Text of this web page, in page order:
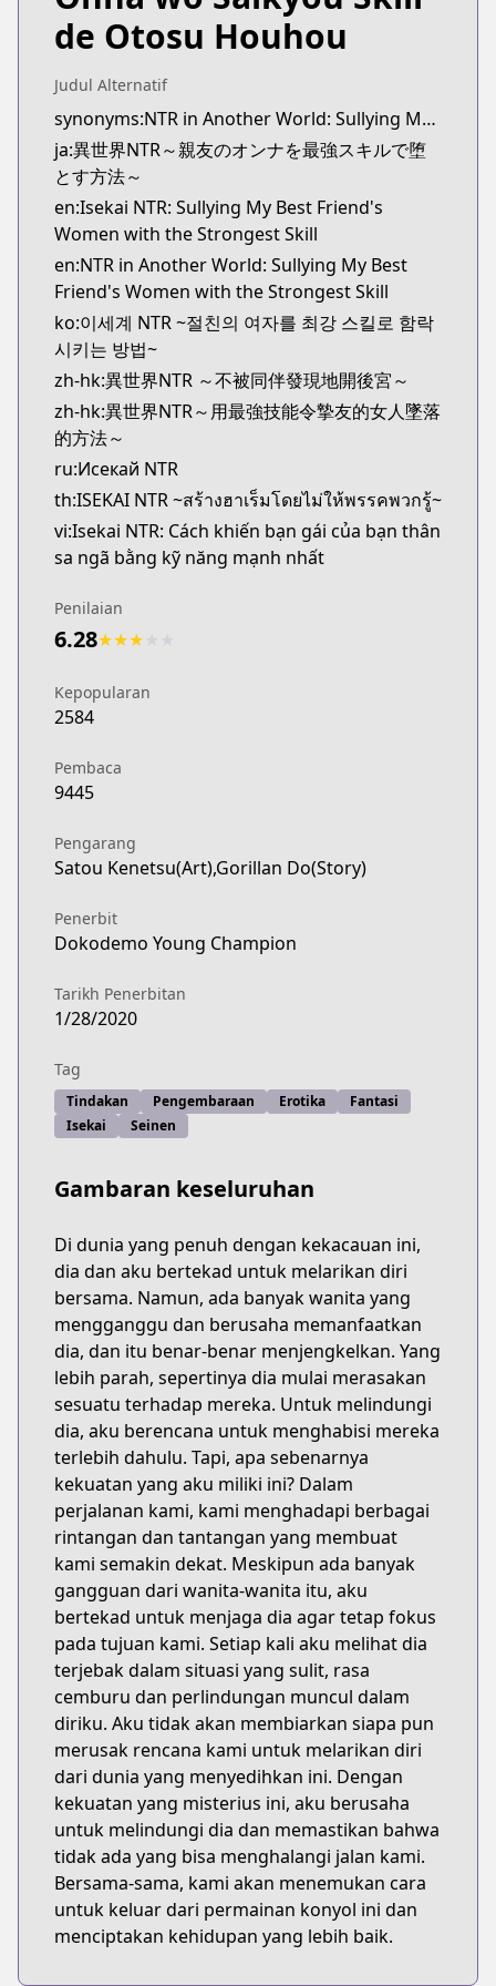
https://youngchampion.jp/series/4d29be95055a4
Kitsu
https://kitsu.app/manga/56098
CDJapan
CDJapan
https://www.anime-planet.com/manga/https://
MangaUpdates
MangaUpdates
https://www.mangaupdates.com/
novelUpdates
novelUpdates
https://www.novelupdates.com/series/isekai-ntr-
Book☆Walker
Book☆Walker
https://bookwalker.jp/series/278894/list
de Otosu Houhou
Judul Alternatif
synonyms:NTR in Another World: Sullying My Best Friend's Women With the Strongest Skill
ja:異世界NTR～親友のオンナを最強スキルで堕
とす方法～
en:Isekai NTR: Sullying My Best Friend's
Women with the Strongest Skill
en:NTR in Another World: Sullying My Best
Friend's Women with the Strongest Skill
ko:이세계 NTR ~절친의 여자를 최강 스킬로 함락
시키는 방법~
zh-hk:異世界NTR ～不被同伴發現地開後宮～
zh-hk:異世界NTR～用最強技能令摯友的女人墜落
的方法～
ru:Исекай NTR
th:ISEKAI NTR ~สร้างฮาเร็มโดยไม่ให้พรรคพวกรู้~
vi:Isekai NTR: Cách khiến bạn gái của bạn thân
sa ngã bằng kỹ năng mạnh nhất
Penilaian
6.28★★★
Kepopularan
2584
Pembaca
9445
Pengarang
Satou Kenetsu(Art),Gorillan Do(Story)
Penerbit
Dokodemo Young Champion
Tarikh Penerbitan
1/28/2020
Tag
Tindakan Pengembaraan Erotika
Fantasi
Isekai
Seinen
Gambaran keseluruhan
Di dunia yang penuh dengan kekacauan ini,
dia dan aku bertekad untuk melarikan diri
bersama. Namun, ada banyak wanita yang
mengganggu dan berusaha memanfaatkan
dia, dan itu benar-benar menjengkelkan. Yang
lebih parah, sepertinya dia mulai merasakan
sesuatu terhadap mereka. Untuk melindungi
dia, aku berencana untuk menghabisi mereka
terlebih dahulu. Tapi, apa sebenarnya
kekuatan yang aku miliki ini? Dalam
perjalanan kami, kami menghadapi berbagai
rintangan dan tantangan yang membuat
kami semakin dekat. Meskipun ada banyak
gangguan dari wanita-wanita itu, aku
bertekad untuk menjaga dia agar tetap fokus
pada tujuan kami. Setiap kali aku melihat dia
terjebak dalam situasi yang sulit, rasa
cemburu dan perlindungan muncul dalam
diriku. Aku tidak akan membiarkan siapa pun
merusak rencana kami untuk melarikan diri
dari dunia yang menyedihkan ini. Dengan
kekuatan yang misterius ini, aku berusaha
untuk melindungi dia dan memastikan bahwa
tidak ada yang bisa menghalangi jalan kami.
Bersama-sama, kami akan menemukan cara
untuk keluar dari permainan konyol ini dan
menciptakan kehidupan yang lebih baik.